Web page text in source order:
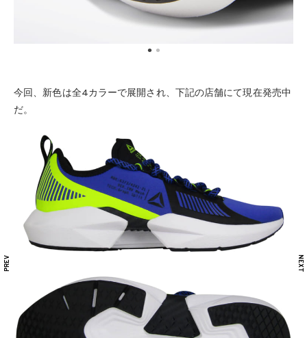
今回、新色は全4カラーで展開され、下記の店舗にて現在発売中
だ。